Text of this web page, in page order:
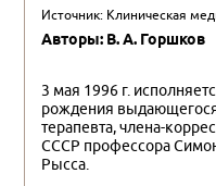
Источник: Клиническая
Авторы: В. А. Горшков
3 мая 1996 г.
рождения
терапевта, члена-
СССР профессора
Рысса.